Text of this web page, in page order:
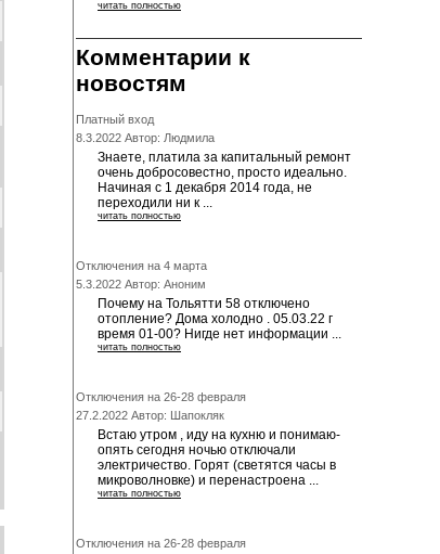
читать полностью
Комментарии к
новостям
Платный вход
8.3.2022 Автор: Людмила
Знаете, платила за капитальный ремонт
очень добросовестно, просто идеально.
Начиная с 1 декабря 2014 года, не
переходили ни к ...
читать полностью
Отключения на 4 марта
5.3.2022 Автор: Аноним
Почему на Тольятти 58 отключено
отопление? Дома холодно . 05.03.22 г
время 01-00? Нигде нет информации ...
читать полностью
Отключения на 26-28 февраля
27.2.2022 Автор: Шапокляк
Встаю утром , иду на кухню и понимаю-
опять сегодня ночью отключали
электричество. Горят (светятся часы в
микроволновке) и перенастроена ...
читать полностью
Отключения на 26-28 февраля